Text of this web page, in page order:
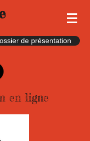
de présentation
en ligne